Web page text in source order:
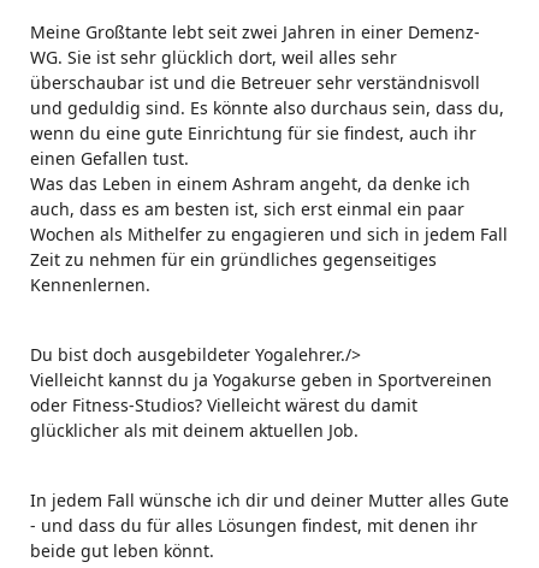
Meine Großtante lebt seit zwei Jahren in einer Demenz-
WG. Sie ist sehr glücklich dort, weil alles sehr
überschaubar ist und die Betreuer sehr verständnisvoll
und geduldig sind. Es könnte also durchaus sein, dass du,
wenn du eine gute Einrichtung für sie findest, auch ihr
einen Gefallen tust.
Was das Leben in einem Ashram angeht, da denke ich
auch, dass es am besten ist, sich erst einmal ein paar
Wochen als Mithelfer zu engagieren und sich in jedem Fall
Zeit zu nehmen für ein gründliches gegenseitiges
Kennenlernen.
Du bist doch ausgebildeter Yogalehrer./>
Vielleicht kannst du ja Yogakurse geben in Sportvereinen
oder Fitness-Studios? Vielleicht wärest du damit
glücklicher als mit deinem aktuellen Job.
In jedem Fall wünsche ich dir und deiner Mutter alles Gute
- und dass du für alles Lösungen findest, mit denen ihr
beide gut leben könnt.